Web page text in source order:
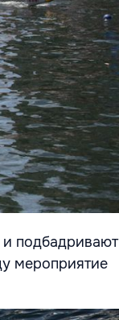
подбадривают
мероприятие